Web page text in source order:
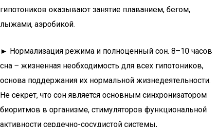
гипотоников оказывают занятие плаванием, бегом,
лыжами, аэробикой.
► Нормализация режима и полноценный сон. 8–10 часов
сна – жизненная необходимость для всех гипотоников,
основа поддержания их нормальной жизнедеятельности.
Не секрет, что сон является основным синхронизатором
биоритмов в организме, стимуляторов функциональной
активности сердечно-сосудистой сиcтемы,